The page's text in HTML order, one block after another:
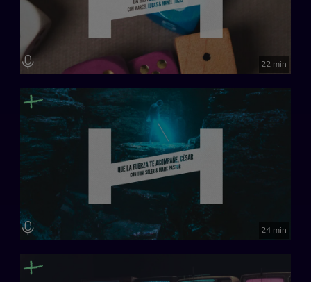
22 min
24 min